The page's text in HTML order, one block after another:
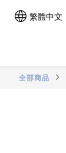
繁體中文
全部商品